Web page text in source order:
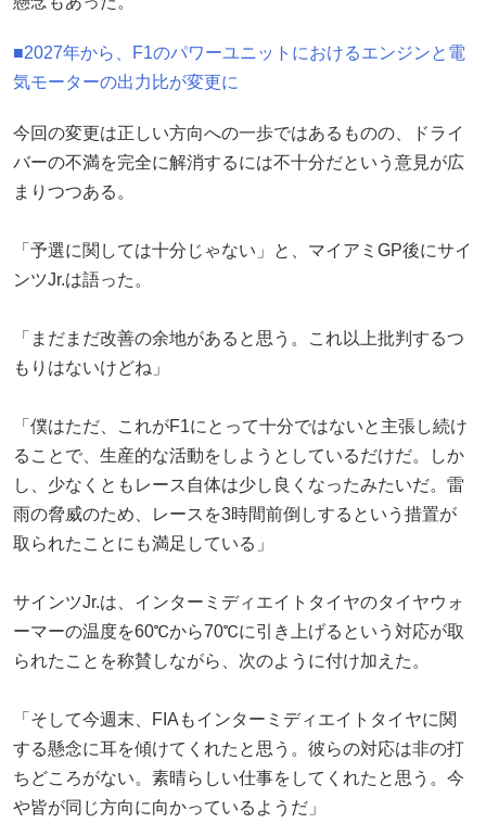
■2027年から、F1のパワーユニットにおけるエンジンと電
気モーターの出力比が変更に
今回の変更は正しい方向への一歩ではあるものの、ドライ
バーの不満を完全に解消するには不十分だという意見が広
まりつつある。
「予選に関しては十分じゃない」と、マイアミGP後にサイ
ンツJr.は語った。
「まだまだ改善の余地があると思う。これ以上批判するつ
もりはないけどね」
「僕はただ、これがF1にとって十分ではないと主張し続け
ることで、生産的な活動をしようとしているだけだ。しか
し、少なくともレース自体は少し良くなったみたいだ。雷
雨の脅威のため、レースを3時間前倒しするという措置が
取られたことにも満足している」
サインツJr.は、インターミディエイトタイヤのタイヤウォ
ーマーの温度を60℃から70℃に引き上げるという対応が取
られたことを称賛しながら、次のように付け加えた。
「そして今週末、FIAもインターミディエイトタイヤに関
する懸念に耳を傾けてくれたと思う。彼らの対応は非の打
ちどころがない。素晴らしい仕事をしてくれたと思う。今
や皆が同じ方向に向かっているようだ」